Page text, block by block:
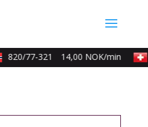
820/77-321 14,00 NOK/min